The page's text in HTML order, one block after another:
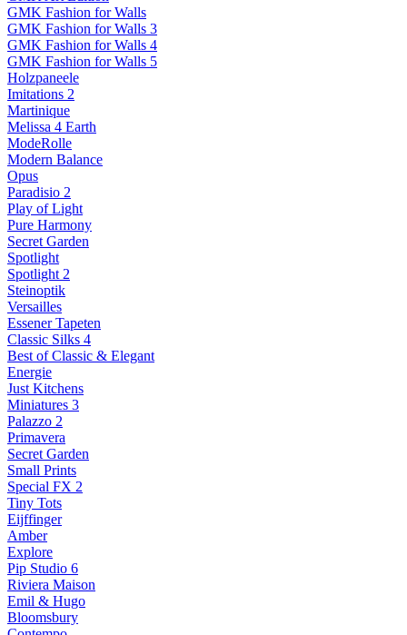
GMK Fashion for Walls
GMK Fashion for Walls 3
GMK Fashion for Walls 4
GMK Fashion for Walls 5
Holzpaneele
Imitations 2
Martinique
Melissa 4 Earth
ModeRolle
Modern Balance
Opus
Paradisio 2
Play of Light
Pure Harmony
Secret Garden
Spotlight
Spotlight 2
Steinoptik
Versailles
Essener Tapeten
Classic Silks 4
Best of Classic & Elegant
Energie
Just Kitchens
Miniatures 3
Palazzo 2
Primavera
Secret Garden
Small Prints
Special FX 2
Tiny Tots
Eijffinger
Amber
Explore
Pip Studio 6
Riviera Maison
Emil & Hugo
Bloomsbury